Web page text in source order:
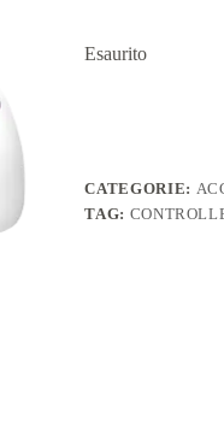
Esaurito
CATEGORIE:
TAG: